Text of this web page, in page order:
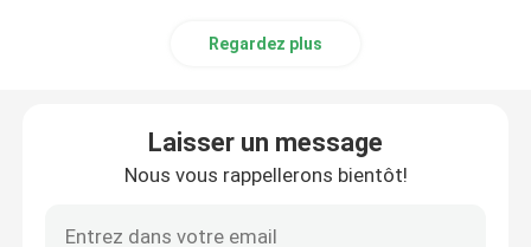
Tuyau composé collé
Tuyau composé de extraction
Regardez plus
Laisser un message
Nous vous rappellerons bientôt!